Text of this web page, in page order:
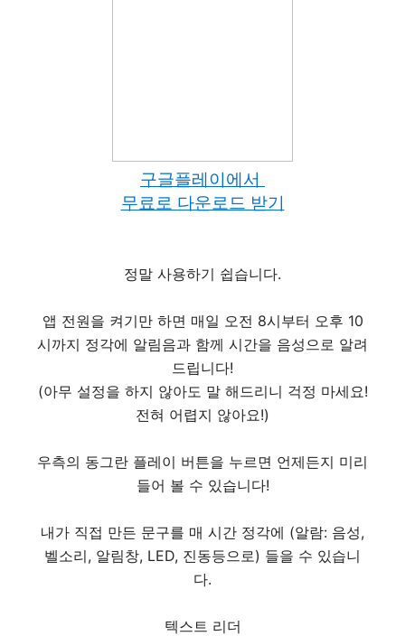
구글플레이에서
무료로 다운로드 받기
정말 사용하기 쉽습니다.
앱 전원을 켜기만 하면 매일 오전 8시부터 오후 10
시까지 정각에 알림음과 함께 시간을 음성으로 알려
드립니다!
(아무 설정을 하지 않아도 말 해드리니 걱정 마세요!
전혀 어렵지 않아요!)
우측의 동그란 플레이 버튼을 누르면 언제든지 미리
들어 볼 수 있습니다!
내가 직접 만든 문구를 매 시간 정각에 (알람: 음성,
벨소리, 알림창, LED, 진동등으로) 들을 수 있습니
다.
텍스트 리더